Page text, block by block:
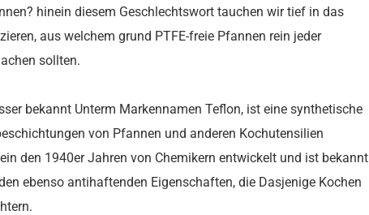
hinein diesem Geschlechtswort tauchen wir tief in das
aus welchem grund PTFE-freie Pfannen rein jeder
sollten.
bekannt Unterm Markennamen Teflon, ist eine synthetische
von Pfannen und anderen Kochutensilien
den 1940er Jahren von Chemikern entwickelt und ist bekannt
ebenso antihaftenden Eigenschaften, die Dasjenige Kochen